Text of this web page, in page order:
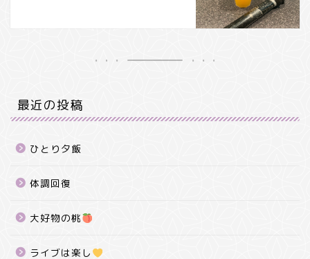
最近の投稿
ひとり夕飯
体調回復
大好物の桃
ライブは楽し